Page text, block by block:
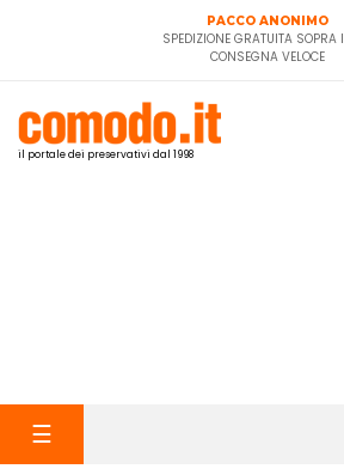
PACCO ANONIMO
SPEDIZIONE GRATUITA SOPRA I
CONSEGNA VELOCE
il portale dei preservativi dal 1998
navigazione
☰